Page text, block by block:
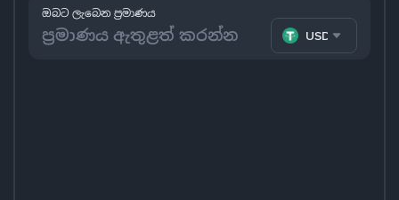
ඔබට ලැබෙන ප්‍රමාණය
USDT